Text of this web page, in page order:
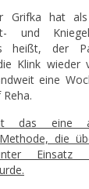
Grifka hat
und
heißt, der
Klink wieder
eine
das eine
die
Einsatz